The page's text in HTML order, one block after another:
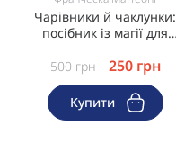
Чарівники й чаклунки:
посібник із магії для
500грн 250 грн
Купити